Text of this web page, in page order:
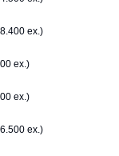
ex.)
ex.)
ex.)
ex.)